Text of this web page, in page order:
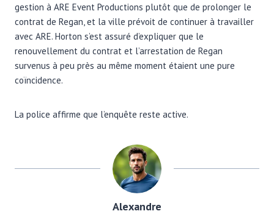
gestion à ARE Event Productions plutôt que de prolonger le
contrat de Regan, et la ville prévoit de continuer à travailler
avec ARE. Horton s’est assuré d’expliquer que le
renouvellement du contrat et l’arrestation de Regan
survenus à peu près au même moment étaient une pure
coïncidence.
La police affirme que l’enquête reste active.
Alexandre